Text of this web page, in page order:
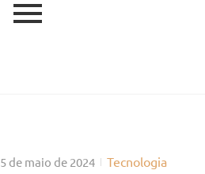
5 de maio de 2024 Tecnologia